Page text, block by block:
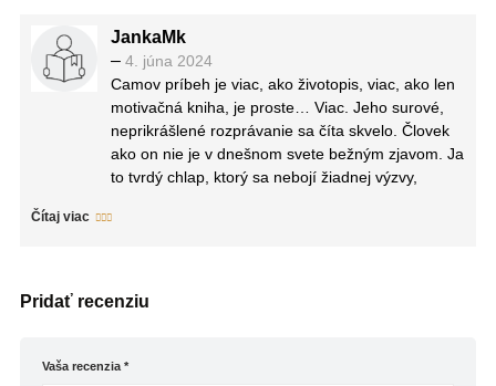
JankaMk
– 4. júna 2024
Camov príbeh je viac, ako životopis, viac, ako len
motivačná kniha, je proste… Viac. Jeho surové,
neprikrášlené rozprávanie sa číta skvelo. Človek
ako on nie je v dnešnom svete bežným zjavom. Ja
to tvrdý chlap, ktorý sa nebojí žiadnej výzvy,
pochybuje, stále súťaží, no iba sám so sebou.
vášeň a budú sa jej venovať naplno, bez výnimiek
chcete zlepšiť a ako to urobiť.
Čítaj viac
Pridať recenziu
Vaša recenzia*